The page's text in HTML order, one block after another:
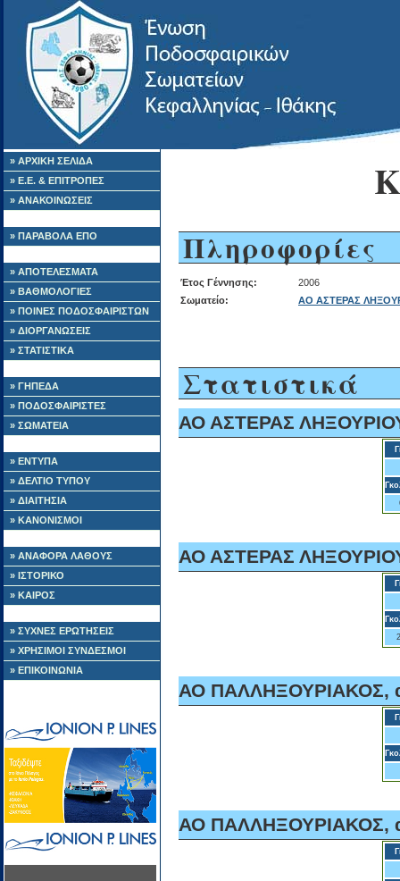
» ΑΡΧΙΚΗ ΣΕΛΙΔΑ
» Ε.Ε. & ΕΠΙΤΡΟΠΕΣ
» ΑΝΑΚΟΙΝΩΣΕΙΣ
» ΠΑΡΑΒΟΛΑ ΕΠΟ
» ΑΠΟΤΕΛΕΣΜΑΤΑ
» ΒΑΘΜΟΛΟΓΙΕΣ
» ΠΟΙΝΕΣ ΠΟΔΟΣΦΑΙΡΙΣΤΩΝ
» ΔΙΟΡΓΑΝΩΣΕΙΣ
» ΣΤΑΤΙΣΤΙΚΑ
» ΓΗΠΕΔΑ
» ΠΟΔΟΣΦΑΙΡΙΣΤΕΣ
» ΣΩΜΑΤΕΙΑ
» ΕΝΤΥΠΑ
» ΔΕΛΤΙΟ ΤΥΠΟΥ
» ΔΙΑΙΤΗΣΙΑ
» ΚΑΝΟΝΙΣΜΟΙ
» ΑΝΑΦΟΡΑ ΛΑΘΟΥΣ
» ΙΣΤΟΡΙΚΟ
» ΚΑΙΡΟΣ
» ΣΥΧΝΕΣ ΕΡΩΤΗΣΕΙΣ
» ΧΡΗΣΙΜΟΙ ΣΥΝΔΕΣΜΟΙ
» ΕΠΙΚΟΙΝΩΝΙΑ
Πληροφορίες
Έτος Γέννησης:
2006
Σωματείο:
ΑΟ ΑΣΤΕΡΑΣ
Στατιστικά
ΑΟ ΑΣΤΕΡΑΣ
ΑΟ ΑΣΤΕΡΑΣ
ΑΟ ΠΑΛΛΗΞΟΥΡΙΑΚΟΣ,
ΑΟ ΠΑΛΛΗΞΟΥΡΙΑΚΟΣ,